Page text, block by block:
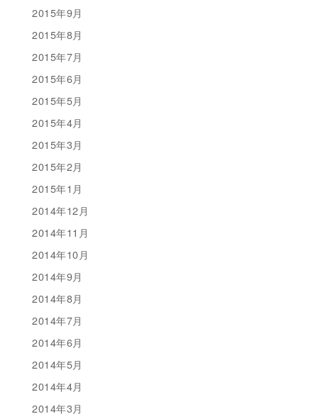
2015年9月
2015年8月
2015年7月
2015年6月
2015年5月
2015年4月
2015年3月
2015年2月
2015年1月
2014年12月
2014年11月
2014年10月
2014年9月
2014年8月
2014年7月
2014年6月
2014年5月
2014年4月
2014年3月